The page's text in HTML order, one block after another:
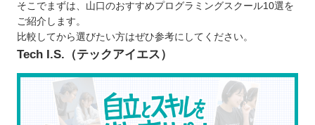
継続しやすさを確認する
体験教室で学びやすいか確認する
山口で自分に合ったプログラミングスクールを選ぼ
う！
そこでまずは、山口のおすすめプログラミングスクール10選を
ご紹介します。
比較してから選びたい方はぜひ参考にしてください。
Tech I.S.（テックアイエス）